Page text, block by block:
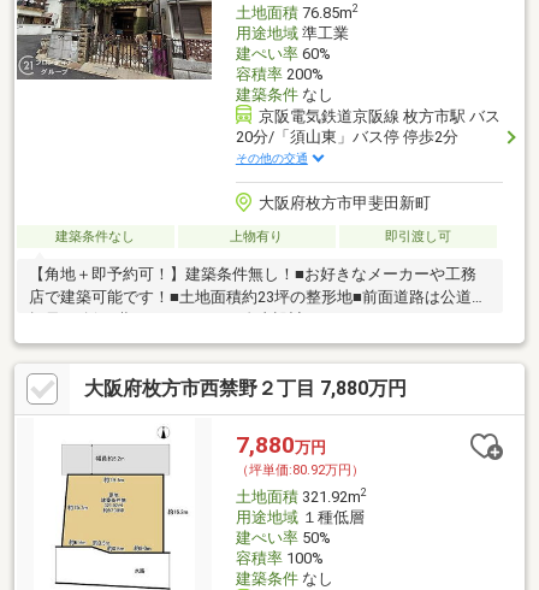
土地面積76.85m2
用途地域準工業
建ぺい率60%
容積率200%
建築条件なし
京阪電気鉄道京阪線 枚方市駅 バス
20分/「須山東」バス停 停歩2分
その他の交通
大阪府枚方市甲斐田新町
建築条件なし 上物有り 即引渡し可
【角地＋即予約可！】建築条件無し！■お好きなメーカーや工務
店で建築可能です！■土地面積約23坪の整形地■前面道路は公道で
大阪府枚方市西禁野２丁目 7,880万円
7,880万円
（坪単価:80.92万円）
土地面積321.92m2
用途地域１種低層
建ぺい率50%
容積率100%
建築条件なし